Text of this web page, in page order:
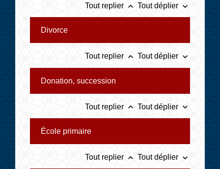
Tout replier keyboard_arrow_up Tout déplier keyboard_arrow_down
Divorce
Tout replier keyboard_arrow_up Tout déplier keyboard_arrow_down
Donation, succession
Tout replier keyboard_arrow_up Tout déplier keyboard_arrow_down
École primaire
Tout replier keyboard_arrow_up Tout déplier keyboard_arrow_down